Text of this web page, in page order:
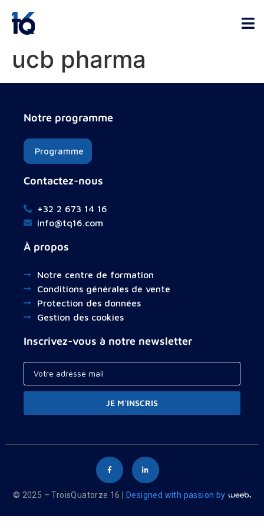
ucb pharma
Notre programme
Programme
Contactez-nous
+32 2 673 14 16
info@tq16.com
À propos
Notre centre de formation
Conditions générales de vente
Protection des données
Gestion des cookies
Inscrivez-vous à notre newsletter
JE M'INSCRIS
© 2025 – TroisQuatorze 16 | Designed with passion by